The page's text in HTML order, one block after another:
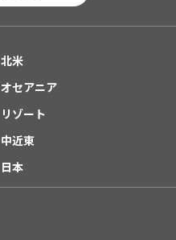
北米
オセアニア
リゾート
中近東
日本